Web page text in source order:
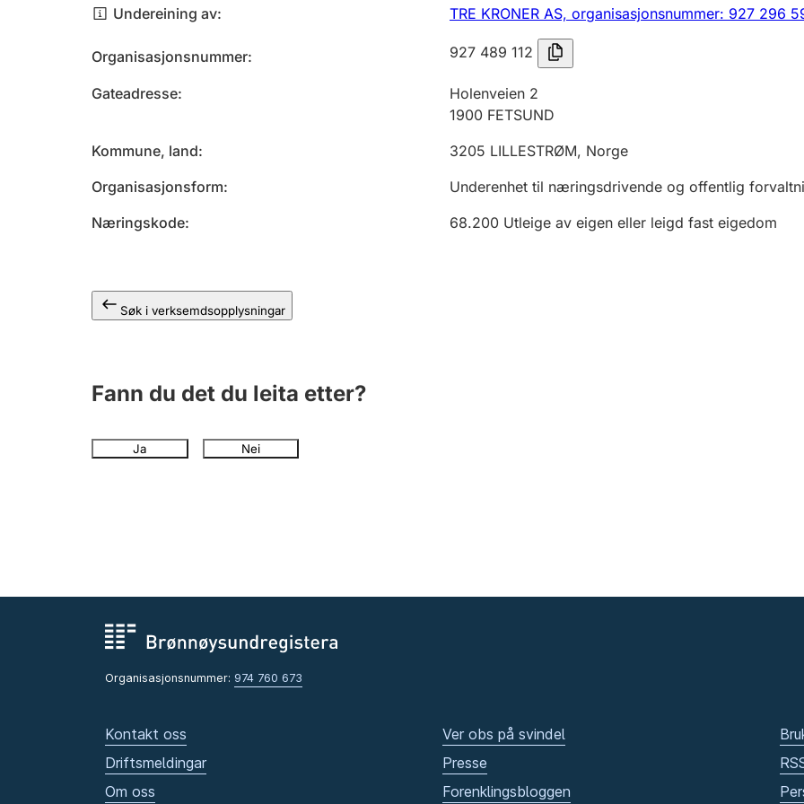
Undereining av TRE KRONER AS, organisasjonsnummer: 927 296
Organisasjonsnummer 927 489 112
Gateadresse
Holenveien 2
1900 FETSUND
Kommune, land
3205 LILLESTRØM, Norge
Organisasjonsform
Underenhet til næringsdrivende og offentlig
Næringskode
68.200 Utleige av eigen eller leigd fast eigedom
Søk i verksemdsopplysningar
Fann du det du leita etter?
Ja Nei
Organisasjonsnummer: 974 760 673
Kontakt oss
Driftsmeldingar
Om oss
Ver obs på svindel
Presse
Forenklingsbloggen